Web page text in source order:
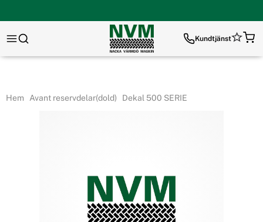
Kundtjänst
Hem Avant reservdelar(dold) Dekal 500 SERIE